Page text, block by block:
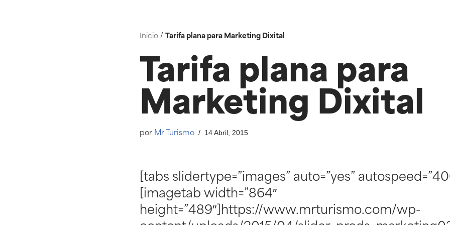
Inicio/ Tarifa plana para Marketing Dixital
Tarifa plana para
Marketing Dixital
por Mr Turismo 14 Abril, 2015
[tabs slidertype=”images” auto=”yes”
[imagetab width=”864″
height=”489″]https://www.mrturismo.com/wp-